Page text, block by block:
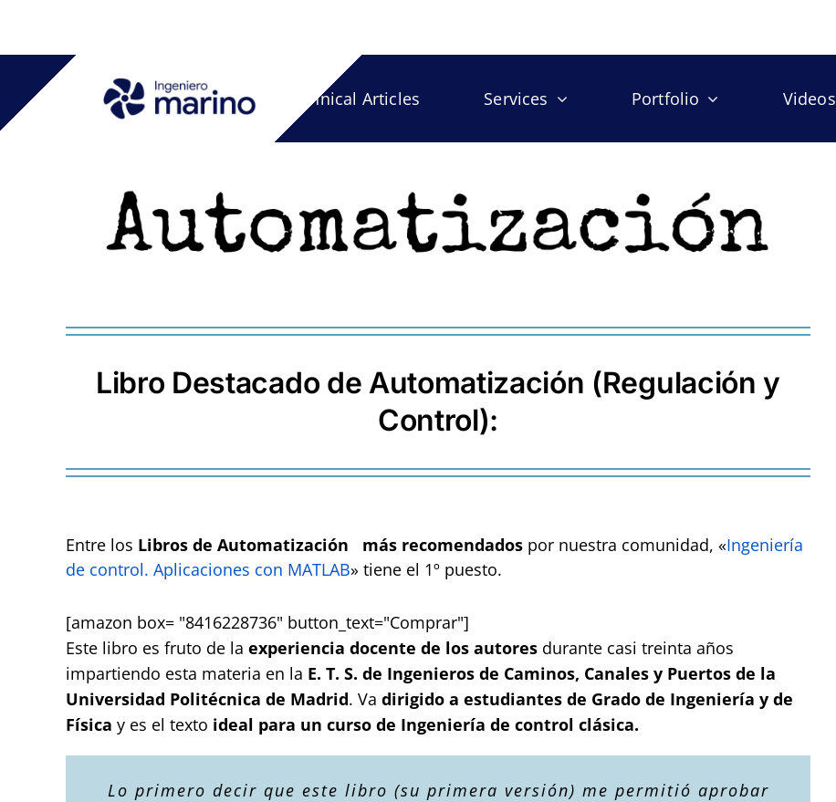
Technical Articles Services Portfolio Videos
Libro Destacado de Automatización (Regulación y
Control):
Entre los Libros de Automatización más recomendados por nuestra comunidad, «Ingeniería
de control. Aplicaciones con MATLAB» tiene el 1º puesto.
[amazon box= "8416228736" button_text="Comprar"]
Este libro es fruto de la experiencia docente de los autores durante casi treinta años
impartiendo esta materia en la E. T. S. de Ingenieros de Caminos, Canales y Puertos de la
Universidad Politécnica de Madrid. Va dirigido a estudiantes de Grado de Ingeniería y de
Física y es el texto ideal para un curso de Ingeniería de control clásica.
Lo primero decir que este libro (su primera versión) me permitió aprobar